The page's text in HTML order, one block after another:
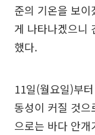
준의 기온을 보
게 나타나겠으니
했다.
11일(월요일)부
동성이 커질 것
으로는 바다 안